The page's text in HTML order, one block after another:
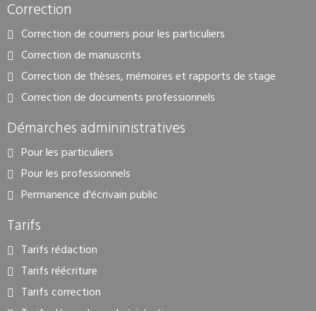
Correction
Correction de courriers pour les particuliers
Correction de manuscrits
Correction de thèses, mémoires et rapports de stage
Correction de documents professionnels
Démarches admininistratives
Pour les particuliers
Pour les professionnels
Permanence d'écrivain public
Tarifs
Tarifs rédaction
Tarifs réécriture
Tarifs correction